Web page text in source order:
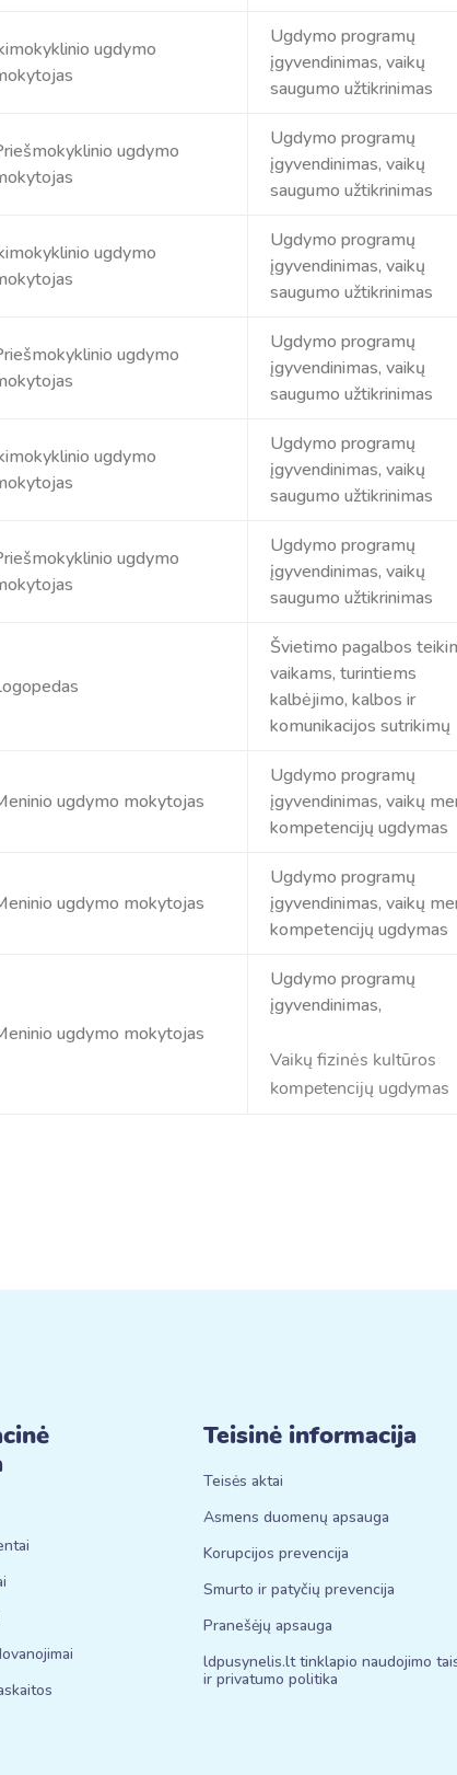
ugdymo
Ugdymo programų
įgyvendinimas, vaikų
saugumo užtikrinimas
ugdymo
Ugdymo programų
įgyvendinimas, vaikų
saugumo užtikrinimas
ugdymo
Ugdymo programų
įgyvendinimas, vaikų
saugumo užtikrinimas
ugdymo
Ugdymo programų
įgyvendinimas, vaikų
saugumo užtikrinimas
ugdymo
Ugdymo programų
įgyvendinimas, vaikų
saugumo užtikrinimas
ugdymo
Ugdymo programų
įgyvendinimas, vaikų
saugumo užtikrinimas
Švietimo pagalbos
vaikams, turintiems
kalbėjimo, kalbos ir
komunikacijos sutrikimų
ugdymo mokytojas
Ugdymo programų
įgyvendinimas, vaikų
kompetencijų ugdymas
ugdymo mokytojas
Ugdymo programų
įgyvendinimas, vaikų
kompetencijų ugdymas
ugdymo mokytojas
Ugdymo programų
įgyvendinimas,
Vaikų fizinės kultūros
kompetencijų ugdymas
Teisinė informacija
Teisės aktai
Asmens duomenų apsauga
Korupcijos prevencija
Smurto ir patyčių prevencija
Pranešėjų apsauga
ldpusynelis.lt tinklapio naudojimo
ir privatumo politika